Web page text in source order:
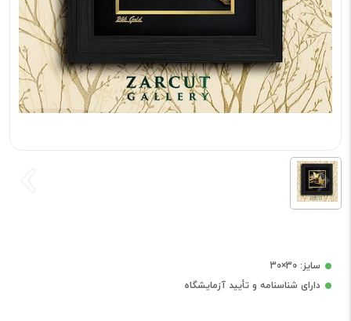
سایز: 30×30
دارای شناسنامه و تأیید آزمایشگاه